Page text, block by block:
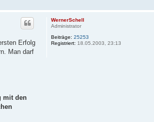
WernerSchell
Administrator
Beiträge: 25253
Registriert: 18.05.2003, 23:13
Erfolg
Man darf
mit den